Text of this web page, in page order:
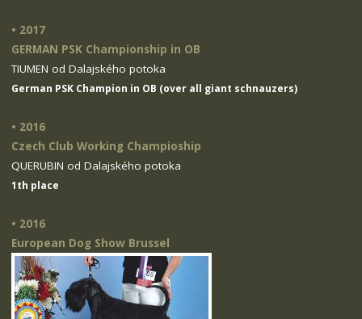
• 2017
GERMAN PSK Championship in OB
TIUMEN od Dalajského potoka
German PSK Champion in OB (over all giant schnauzers)
• 2016
Czech Club Working Champioship
QUERUBIN od Dalajského potoka
1th place
• 2016
European Dog Show Brussel